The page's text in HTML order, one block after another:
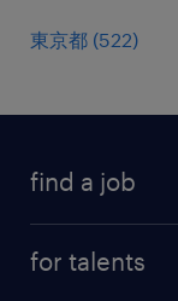
東京都 (522)
find a job
for talents